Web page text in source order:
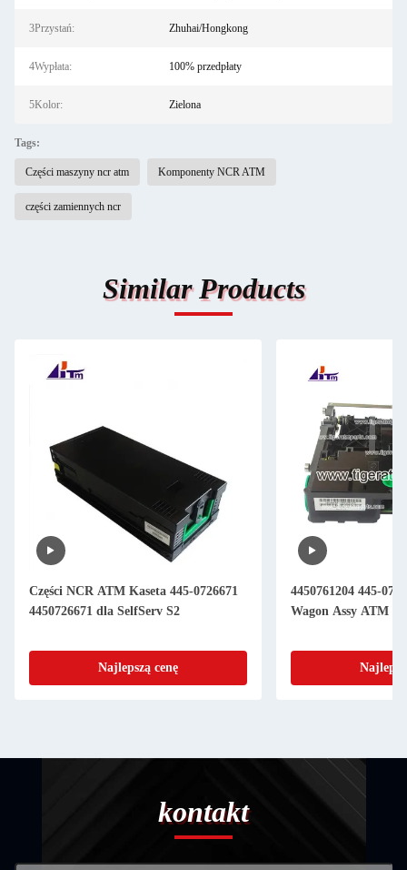
3Przystań: Zhuhai/Hongkong
4Wypłata: 100% przedpłaty
5Kolor: Zielona
Tags:
Części maszyny ncr atm Komponenty NCR ATM
części zamiennych ncr
Similar Products
Części NCR ATM Kaseta 445-0726671
4450726671 dla SelfServ S2
Najlepszą cenę
4450761204 445-
Wagon Assy ATM
kontakt